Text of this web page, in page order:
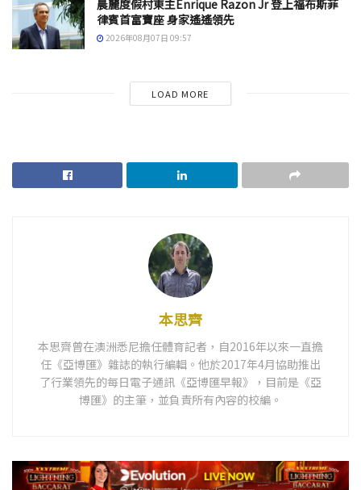
晨麗度假村東主Enrique Razon Jr 登上福布斯菲
律賓首富寶座 身家遙遙領先
2026年08月07日 09:57
LOAD MORE
本思齊
本思齊曾在澳洲悉尼擔任體育記者，自2016年以來一直擔
任《亞博匯》雜誌的執行編輯。他於2017年4月協助推出
了行業領先的每日電子通訊《亞博匯早報》，目前是《亞
博匯》的主筆，並負責所有內容的校編。